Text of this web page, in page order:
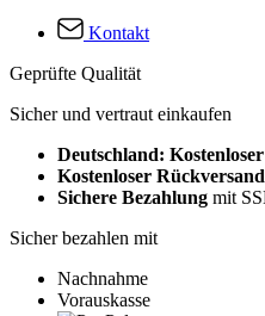
Kontakt
Geprüfte Qualität
Sicher und vertraut einkaufen
Deutschland:
Kostenloser Rückversand
Sichere Bezahlung mit
Sicher bezahlen mit
Nachnahme
Vorauskasse